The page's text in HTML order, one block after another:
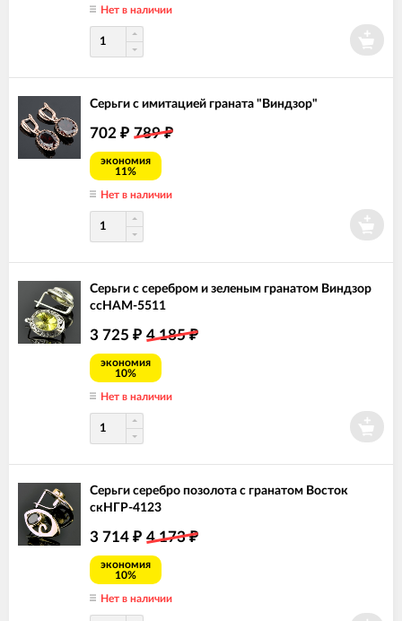
Нет в наличии
Серьги с имитацией граната "Виндзор"
702 ₽ 789₽
экономия
11%
Нет в наличии
Серьги с серебром и зеленым гранатом Виндзор
ссНАМ-5511
3 725 ₽ 4 185₽
экономия
10%
Нет в наличии
Серьги серебро позолота с гранатом Восток
скНГР-4123
3 714 ₽ 4 173₽
экономия
10%
Нет в наличии